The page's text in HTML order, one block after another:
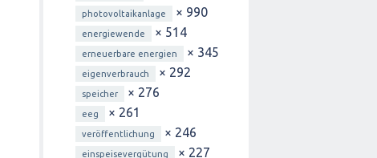
photovoltaikanlage × 990
energiewende × 514
erneuerbare energien × 345
eigenverbrauch × 292
speicher × 276
eeg × 261
veröffentlichung × 246
einspeisevergütung × 227